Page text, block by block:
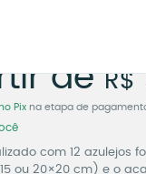
Foto
de R$
Pix na etapa de
com 12 azulejos
ou 20×20 cm) e o